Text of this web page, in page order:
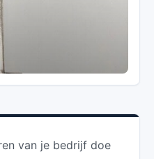
van je bedrijf doe